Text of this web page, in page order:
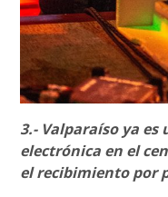
3.- Valparaíso ya es
electrónica en el
el recibimiento por